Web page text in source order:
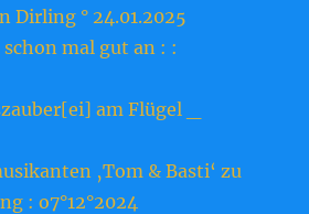
Dirling ° 24.01.2025
mal gut an : :
am Flügel _
‚Tom & Basti‘ zu
: o7°12°2024